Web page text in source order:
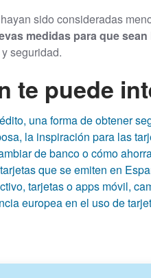
sido consideradas
medidas para que
seguridad.
te puede
una forma de obtener
la inspiración para las
de banco o cómo
que se emiten en
tarjetas o apps móvil,
europea en el uso de